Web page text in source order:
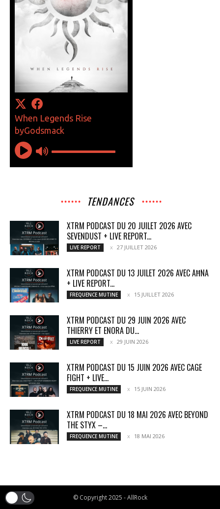
TENDANCES
XTRM PODCAST DU 20 JUILET 2026 AVEC
SEVENDUST + LIVE REPORT...
LIVE REPORT 27 JUILLET 2026
XTRM PODCAST DU 13 JUILET 2026 AVEC AĦNA
+ LIVE REPORT...
FREQUENCE MUTINE 15 JUILLET 2026
XTRM PODCAST DU 29 JUIN 2026 AVEC
THIERRY ET ENORA DU...
LIVE REPORT 29 JUIN 2026
XTRM PODCAST DU 15 JUIN 2026 AVEC CAGE
FIGHT + LIVE...
FREQUENCE MUTINE 15 JUIN 2026
XTRM PODCAST DU 18 MAI 2026 AVEC BEYOND
THE STYX –...
FREQUENCE MUTINE 18 MAI 2026
© Copyright 2025 - AllRock